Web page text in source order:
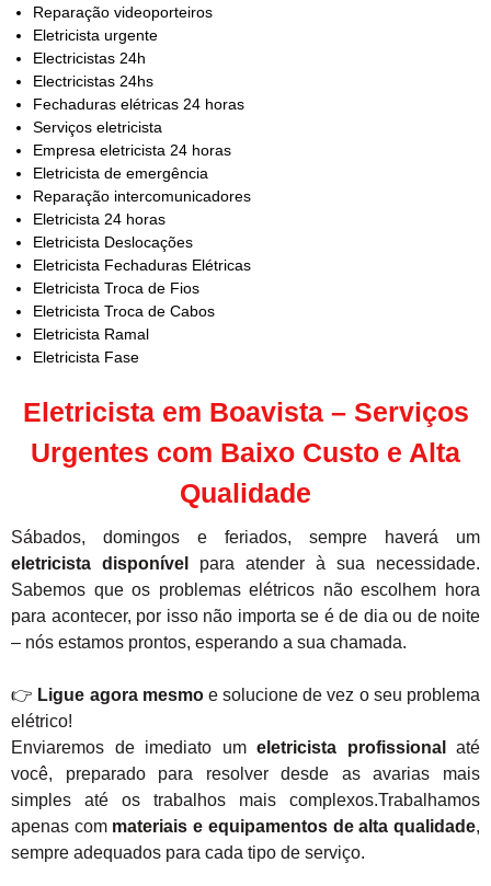
Reparação videoporteiros
Eletricista urgente
Electricistas 24h
Electricistas 24hs
Fechaduras elétricas 24 horas
Serviços eletricista
Empresa eletricista 24 horas
Eletricista de emergência
Reparação intercomunicadores
Eletricista 24 horas
Eletricista Deslocações
Eletricista Fechaduras Elétricas
Eletricista Troca de Fios
Eletricista Troca de Cabos
Eletricista Ramal
Eletricista Fase
Eletricista em Boavista – Serviços
Urgentes com Baixo Custo e Alta
Qualidade
Sábados, domingos e feriados, sempre haverá um
eletricista disponível
para atender à sua necessidade.
Sabemos que os problemas elétricos não escolhem hora
para acontecer, por isso não importa se é de dia ou de noite
– nós estamos prontos, esperando a sua chamada.
👉 Ligue agora mesmoe solucione de vez o seu problema
elétrico!
Enviaremos de imediato um eletricista profissional
até
você, preparado para resolver desde as avarias mais
simples até os trabalhos mais complexos.Trabalhamos
apenas com materiais e equipamentos de alta qualidade,
sempre adequados para cada tipo de serviço.